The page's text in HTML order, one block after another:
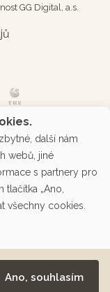
GG Digital, a.s.
bránu
další nám
webů, jiné
s partnery pro
„Ano,
všechny cookies.
Ano, souhlasím